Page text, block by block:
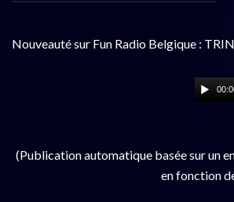
Nouveauté sur Fun Radio Belgique :
(Publication automatique basée sur un
en fonction